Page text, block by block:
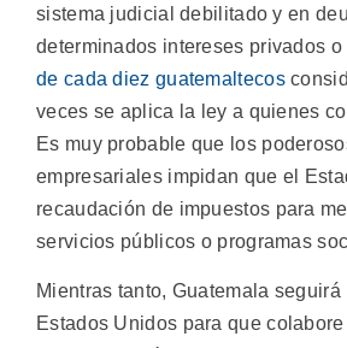
sistema judicial debilitado y en
determinados intereses privados o
de cada diez guatemaltecos
veces se aplica la ley a quienes
Es muy probable que los
empresariales impidan que el
recaudación de impuestos para
servicios públicos o programas
Mientras tanto, Guatemala
Estados Unidos para que